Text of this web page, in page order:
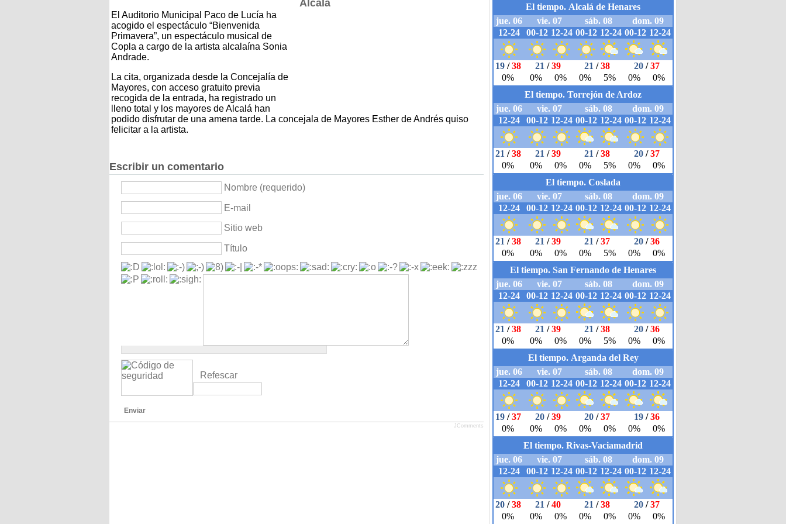
El Auditorio Municipal Paco de Lucía ha
acogido el espectáculo “Bienvenida
Primavera”, un espectáculo musical de
Copla a cargo de la artista alcalaína Sonia
Andrade.
La cita, organizada desde la Concejalía de
Mayores, con acceso gratuito previa
recogida de la entrada, ha registrado un
lleno total y los mayores de Alcalá han
podido disfrutar de una amena tarde. La concejala de Mayores Esther de Andrés quiso
felicitar a la artista.
Escribir un comentario
Nombre (requerido)
E-mail
Sitio web
Título
Refescar
Enviar
JComments